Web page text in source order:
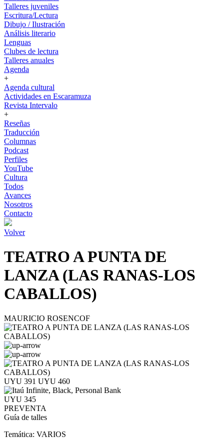
Talleres juveniles
Escritura/Lectura
Dibujo / Ilustración
Análisis literario
Lenguas
Clubes de lectura
Talleres anuales
Agenda
+
Agenda cultural
Actividades en Escaramuza
Revista Intervalo
+
Reseñas
Traducción
Columnas
Podcast
Perfiles
YouTube
Cultura
Todos
Avances
Nosotros
Contacto
Volver
TEATRO A PUNTA DE
LANZA (LAS RANAS-LOS
CABALLOS)
MAURICIO ROSENCOF
UYU 391 UYU 460
UYU 345
PREVENTA
Guía de talles
Temática: VARIOS